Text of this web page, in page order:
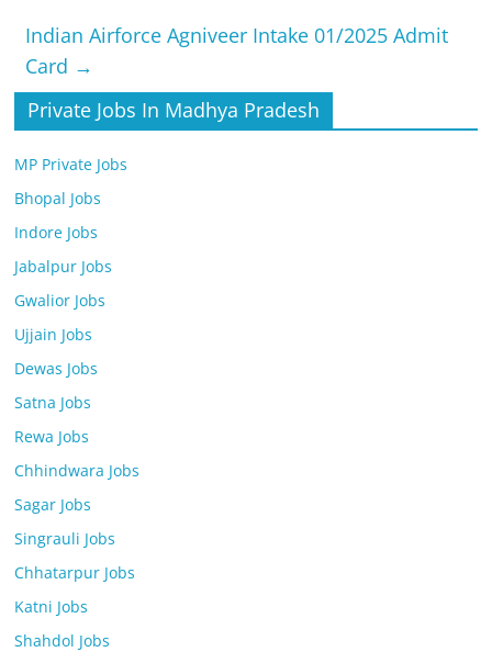
Indian Airforce Agniveer Intake 01/2025 Admit
Card →
Private Jobs In Madhya Pradesh
MP Private Jobs
Bhopal Jobs
Indore Jobs
Jabalpur Jobs
Gwalior Jobs
Ujjain Jobs
Dewas Jobs
Satna Jobs
Rewa Jobs
Chhindwara Jobs
Sagar Jobs
Singrauli Jobs
Chhatarpur Jobs
Katni Jobs
Shahdol Jobs